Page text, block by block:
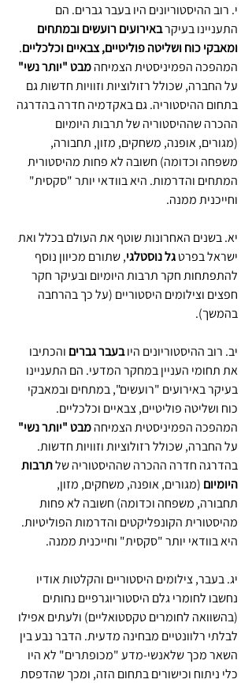
י. רוב ההיסטוריונים היו בעבר גברים. הם
התעניינו בעיקר באירועים רועשים ובמתחים
ומאבקי כוח ושליטה פוליטיים, צבאיים וכלכליים.
המהפכה הפמיניסטית הצמיחה מבט "יותר נשי"
על החברה, שכולל רזולוציות וזוויות חדשות גם
בתחום ההיסטוריה. גם באקדמיה חדרה בהדרגה
ההכרה שההיסטוריה של תרבות היומיום
(מגורים, אופנה, משחקים, מזון, תחבורה,
משפחה וכדומה) חשובה לא פחות מהיסטורית
המתחים והדרמות. היא בוודאי יותר "סקסית"
וחייכנית ממנה.
יא. בשנים האחרונות שוטף את העולם בכלל ואת
ישראל בפרט גל נוסטלגי, שתורם מכיוון נוסף
להתפתחות חקר תרבות היומיום ובעיקר חקר
חפצים וצילומים היסטוריים (על כך בהרחבה
בהמשך).
יב. רוב ההיסטוריונים היו בעבר גברים והכתיבו
את תחומי העניין במחקר המדעי. הם התעניינו
בעיקר באירועים "רועשים", במתחים ובמאבקי
כוח ושליטה פוליטיים, צבאיים וכלכליים.
המהפכה הפמיניסטית הצמיחה מבט "יותר נשי"
על החברה, שכולל רזולוציות וזוויות חדשות.
בהדרגה חדרה ההכרה שההיסטוריה של תרבות
היומיום (מגורים, אופנה, משחקים, מזון,
תחבורה, משפחה וכדומה) חשובה לא פחות
מהיסטורית הקונפליקטים והדרמות הפוליטיות.
היא בוודאי יותר "סקסית" וחייכנית ממנה.
יג. בעבר, צילומים היסטוריים והקלטות אודיו
נחשבו לחומרי גלם היסטוריוגרפיים נחותים
(בהשוואה לחומרים טקסטואליים) ולעתים אפילו
לבלתי רלוונטיים מבחינה מדעית. הדבר נבע בין
השאר מכך שלאנשי-מדע "מכופתרים" לא היו
כלי ניתוח וכישורים בתחום הזה, ומכך שהדפסת